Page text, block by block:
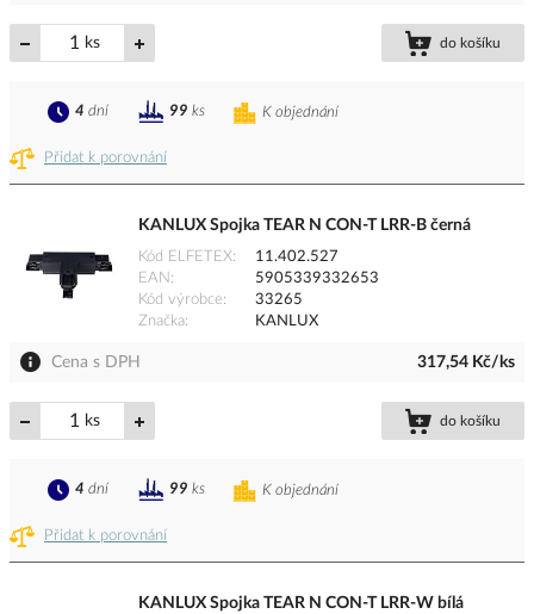
ks do košíku
Přidat k porovnání
K objednání
4 dní 99 ks
KANLUX Spojka TEAR N CON-T LRR-B černá
Kód ELFETEX
11.402.527
EAN
5905339332653
Kód výrobce
33265
Značka
KANLUX
Cena s DPH 317,54 Kč/ks
ks do košíku
Přidat k porovnání
K objednání
4 dní 99 ks
KANLUX Spojka TEAR N CON-T LRR-W bílá